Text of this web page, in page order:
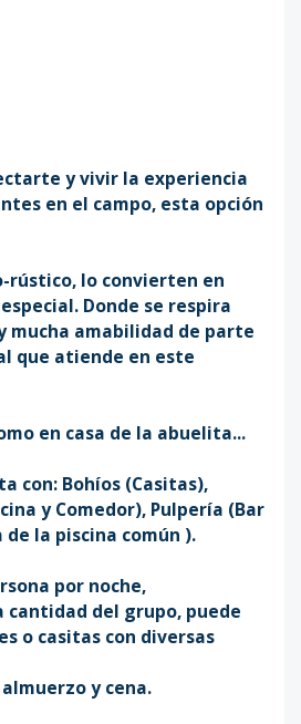
y vivir la experiencia
en el campo, esta opción
rústico, lo convierten en
Donde se respira
mucha amabilidad de parte
que atiende en este
en casa de la abuelita...
con: Bohíos (Casitas),
y Comedor), Pulpería (Bar
la piscina común ).
por noche,
cantidad del grupo, puede
o casitas con diversas
y cena.